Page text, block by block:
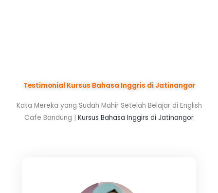
Testimonial Kursus Bahasa Inggris di Jatinangor
Kata Mereka yang Sudah Mahir Setelah Belajar di English
Cafe Bandung | Kursus Bahasa Inggirs di Jatinangor